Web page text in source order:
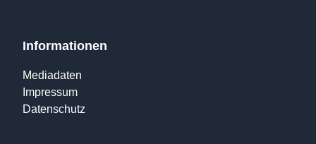
Informationen
Mediadaten
Impressum
Datenschutz